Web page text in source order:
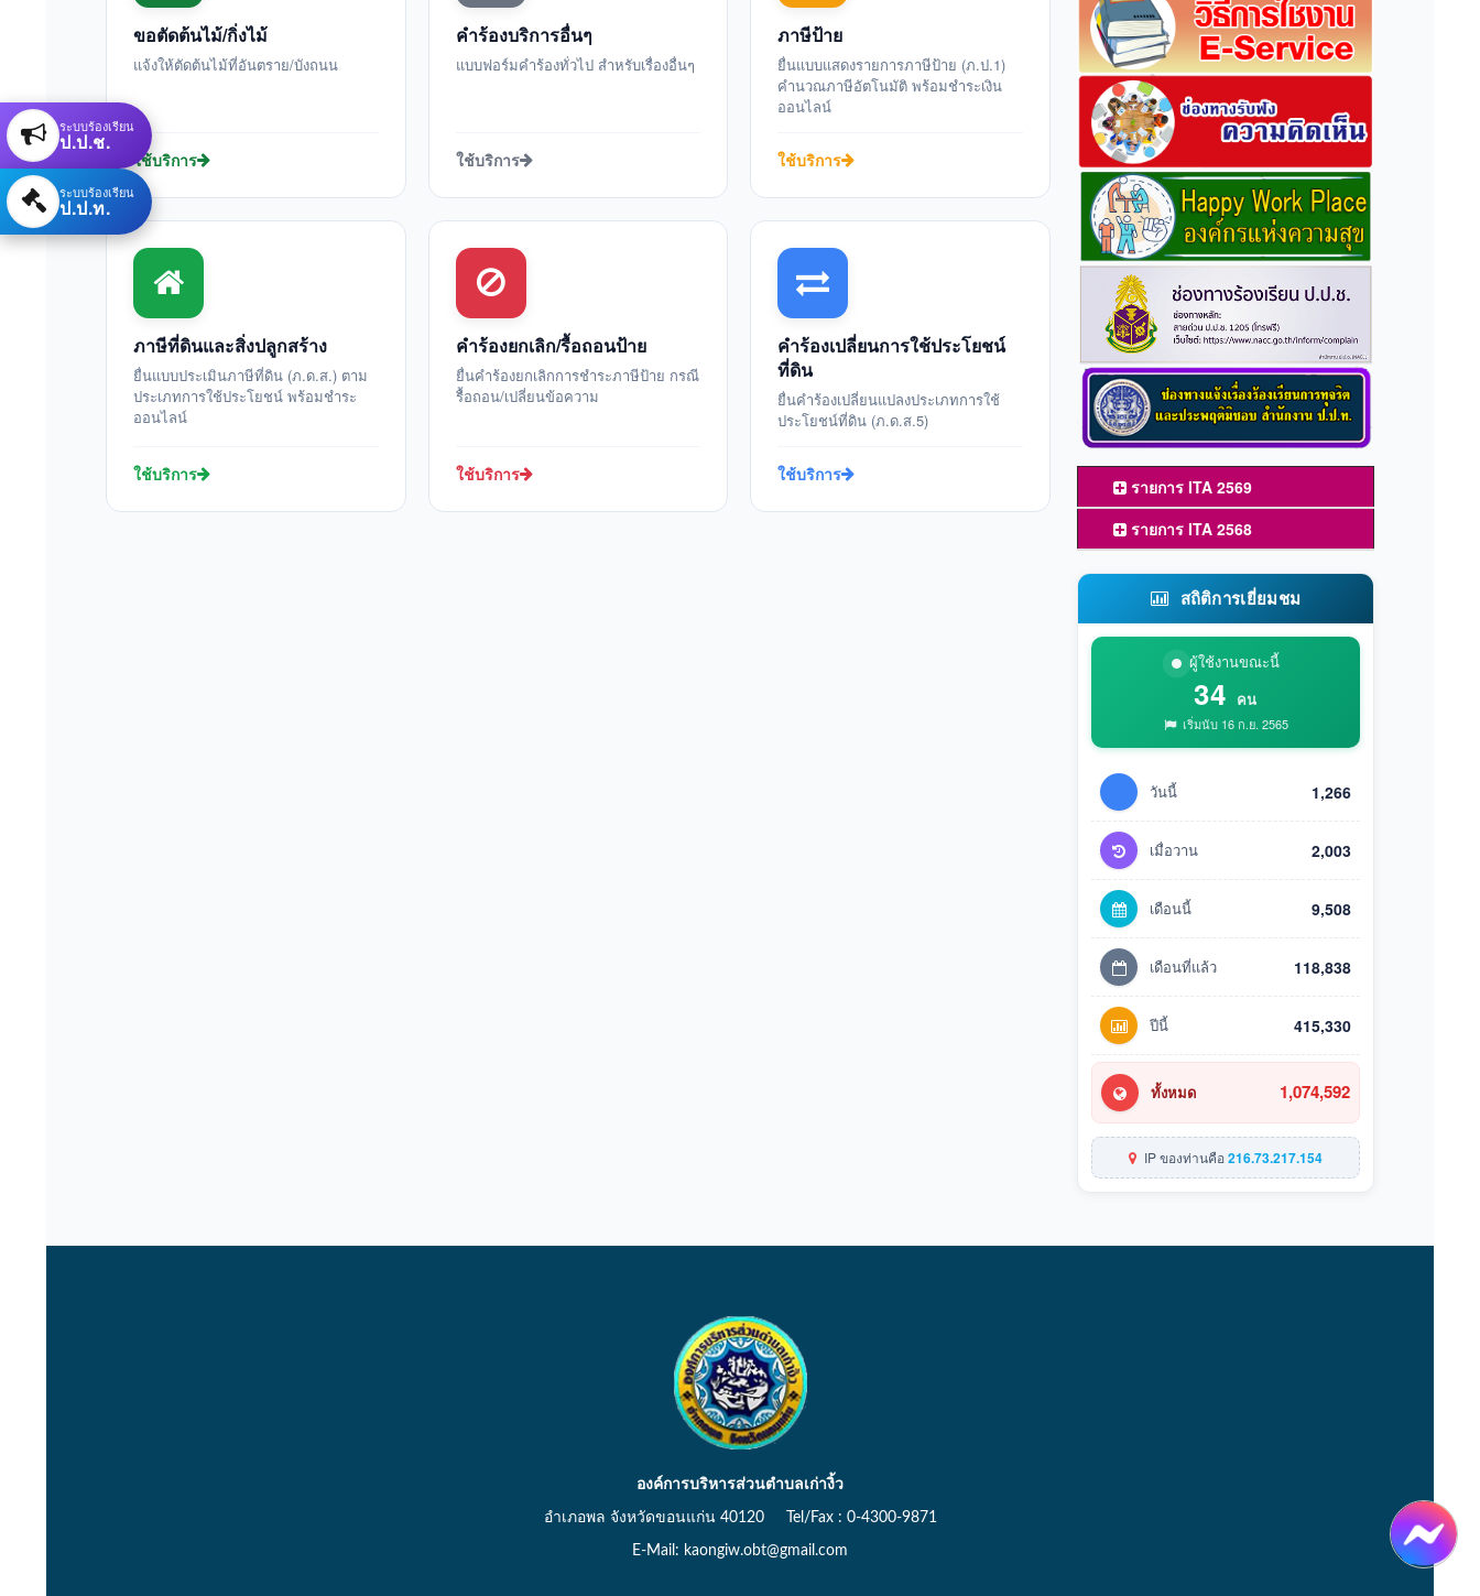
ขอตัดต้นไม้/กิ่งไม้
แจ้งให้ตัดต้นไม้ที่อันตราย/บังถนน
ใช้บริการ
คำร้องบริการอื่นๆ
แบบฟอร์มคำร้องทั่วไป สำหรับเรื่องอื่นๆ
ใช้บริการ
ภาษีป้าย
ยื่นแบบแสดงรายการภาษีป้าย (ภ.ป.1)
คำนวณภาษีอัตโนมัติ พร้อมชำระเงิน
ออนไลน์
ใช้บริการ
ภาษีที่ดินและสิ่งปลูกสร้าง
ยื่นแบบประเมินภาษีที่ดิน (ภ.ด.ส.) ตาม
ประเภทการใช้ประโยชน์ พร้อมชำระ
ออนไลน์
ใช้บริการ
คำร้องยกเลิก/รื้อถอนป้าย
ยื่นคำร้องยกเลิกการชำระภาษีป้าย กรณี
รื้อถอน/เปลี่ยนข้อความ
ใช้บริการ
คำร้องเปลี่ยนการใช้ประโยชน์
ที่ดิน
ยื่นคำร้องเปลี่ยนแปลงประเภทการใช้
ประโยชน์ที่ดิน (ภ.ด.ส.5)
ใช้บริการ
รายการ ITA 2569
รายการ ITA 2568
สถิติการเยี่ยมชม
ผู้ใช้งานขณะนี้
34 คน
เริ่มนับ 16 ก.ย. 2565
วันนี้ 1,266
เมื่อวาน 2,003
เดือนนี้ 9,508
เดือนที่แล้ว 118,838
ปีนี้ 415,330
ทั้งหมด 1,074,592
IP ของท่านคือ216.73.217.154
ระบบร้องเรียน
ป.ป.ช.
ระบบร้องเรียน
ป.ป.ท.
องค์การบริหารส่วนตำบลเก่างิ้ว
อำเภอพล จังหวัดขอนแก่น 40120 Tel/Fax : 0-4300-9871
E-Mail: kaongiw.obt@gmail.com